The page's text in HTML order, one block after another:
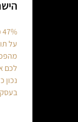
על
לכם
נכון